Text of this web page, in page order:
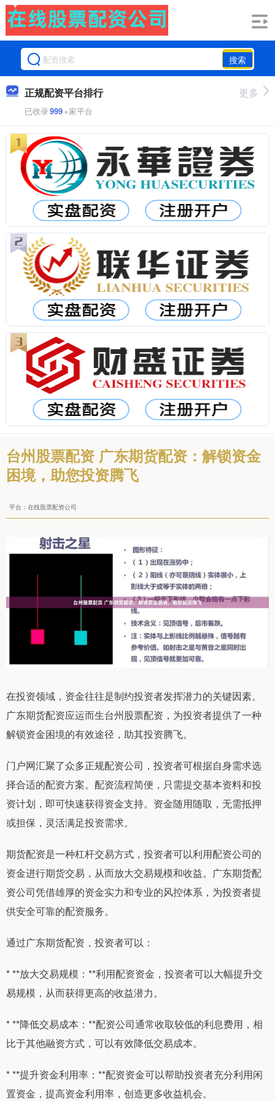
搜索
正规配资平台排行
已收录999+家平台
更多
台州股票配资 广东期货配资：解锁资金
困境，助您投资腾飞
平台：在线股票配资公司
在投资领域，资金往往是制约投资者发挥潜力的关键因素。
广东期货配资应运而生台州股票配资，为投资者提供了一种
解锁资金困境的有效途径，助其投资腾飞。
门户网汇聚了众多正规配资公司，投资者可根据自身需求选
择合适的配资方案。配资流程简便，只需提交基本资料和投
资计划，即可快速获得资金支持。资金随用随取，无需抵押
或担保，灵活满足投资需求。
期货配资是一种杠杆交易方式，投资者可以利用配资公司的
资金进行期货交易，从而放大交易规模和收益。广东期货配
资公司凭借雄厚的资金实力和专业的风控体系，为投资者提
供安全可靠的配资服务。
通过广东期货配资，投资者可以：
* **放大交易规模：**利用配资资金，投资者可以大幅提升交
易规模，从而获得更高的收益潜力。
* **降低交易成本：**配资公司通常收取较低的利息费用，相
比于其他融资方式，可以有效降低交易成本。
* **提升资金利用率：**配资资金可以帮助投资者充分利用闲
置资金，提高资金利用率，创造更多收益机会。